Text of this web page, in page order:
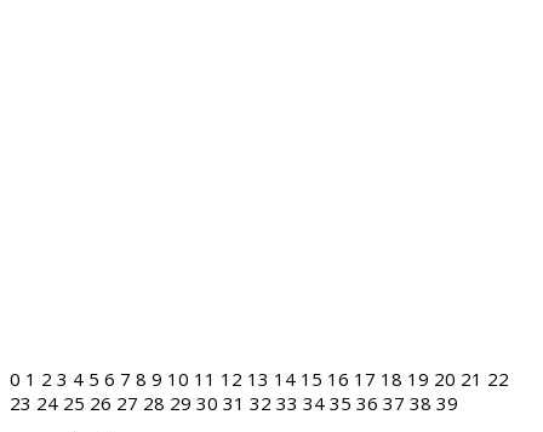
0 1 2 3 4 5 6 7 8 9 10 11 12 13 14 15 16 17 18 19 20 21 22
23 24 25 26 27 28 29 30 31 32 33 34 35 36 37 38 39